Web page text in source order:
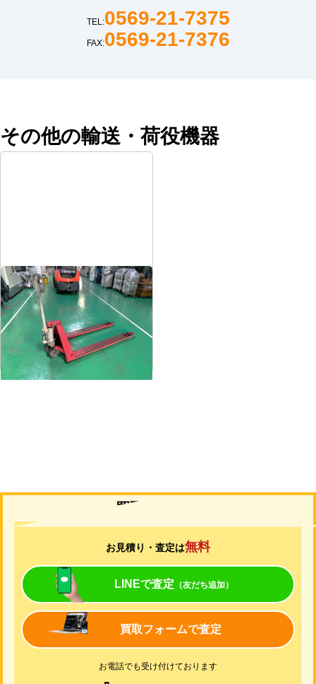
TEL:0569-21-7375
FAX:0569-21-7376
その他の輸送・荷役機器
ハンドパレットトラック
メーカー ビシャモン
形 式BMRP10-L50
年 式-
買取について
お見積り・査定は無料
LINEで査定 （友だち追加）
買取フォームで査定
お電話でも受け付けております